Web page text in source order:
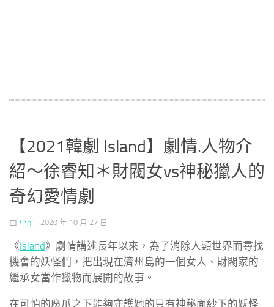
【2021韓劇 Island】劇情.人物介
紹～徐睿知＊財閥女vs神秘獵人的
奇幻愛情劇
由 小宅 · 2020 年 10 月 27 日
《Island》劇情講述長年以來，為了消除人類世界而尋找
機會的妖怪們，把出現在濟州島的一個女人、財閥家的
繼承女當作獵物而展開的故事。
在可怕的魔爪之下能夠守護她的只有神秘面紗下的妖怪